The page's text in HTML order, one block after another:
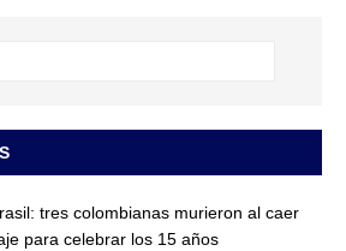
tres colombianas murieron al caer
para celebrar los 15 años